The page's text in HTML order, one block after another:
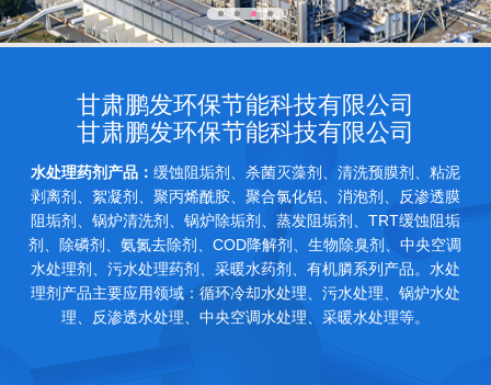
甘肃鹏发环保节能科技有限公司
甘肃鹏发环保节能科技有限公司
水处理药剂产品： 缓蚀阻垢剂、杀菌灭藻剂、清洗预膜剂、粘泥
剥离剂、絮凝剂、聚丙烯酰胺、聚合氯化铝、消泡剂、反渗透膜
阻垢剂、锅炉清洗剂、锅炉除垢剂、蒸发阻垢剂、TRT缓蚀阻垢
剂、除磷剂、氨氮去除剂、COD降解剂、生物除臭剂、中央空调
水处理剂、污水处理药剂、采暖水药剂、有机膦系列产品。水处
理剂产品主要应用领域：循环冷却水处理、污水处理、锅炉水处
理、反渗透水处理、中央空调水处理、采暖水处理等。